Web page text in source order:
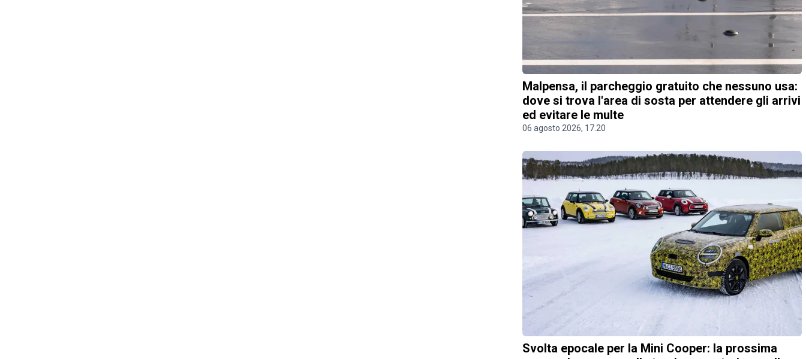
Malpensa, il parcheggio gratuito che nessuno usa:
dove si trova l'area di sosta per attendere gli arrivi
ed evitare le multe
06 agosto 2026, 17.20
Svolta epocale per la Mini Cooper: la prossima